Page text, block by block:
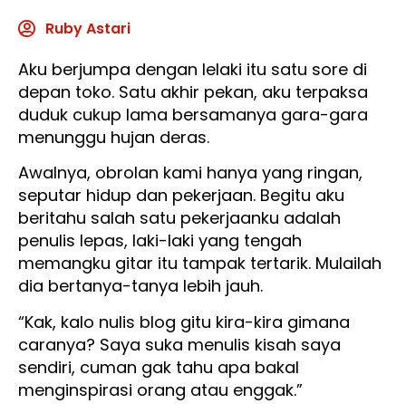
Ruby Astari
Aku berjumpa dengan lelaki itu satu sore di
depan toko. Satu akhir pekan, aku terpaksa
duduk cukup lama bersamanya gara-gara
menunggu hujan deras.
Awalnya, obrolan kami hanya yang ringan,
seputar hidup dan pekerjaan. Begitu aku
beritahu salah satu pekerjaanku adalah
penulis lepas, laki-laki yang tengah
memangku gitar itu tampak tertarik. Mulailah
dia bertanya-tanya lebih jauh.
“Kak, kalo nulis blog gitu kira-kira gimana
caranya? Saya suka menulis kisah saya
sendiri, cuman gak tahu apa bakal
menginspirasi orang atau enggak.”